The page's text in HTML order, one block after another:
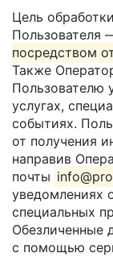
Цель
Пользователя
посредством
Также
Пользователю
услугах,
событиях.
от получения
направив
почты
уведомлениях
специальных
Обезличенные
с помощью